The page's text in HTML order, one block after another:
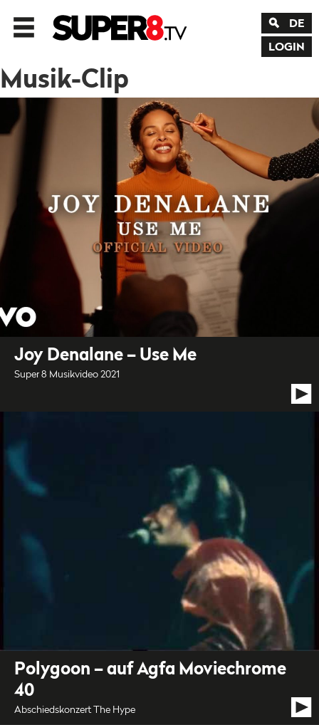
DE
LOGIN
Musik-Clip
Joy Denalane – Use Me
Super 8 Musikvideo 2021
Polygoon – auf Agfa Moviechrome
40
Abschiedskonzert The Hype